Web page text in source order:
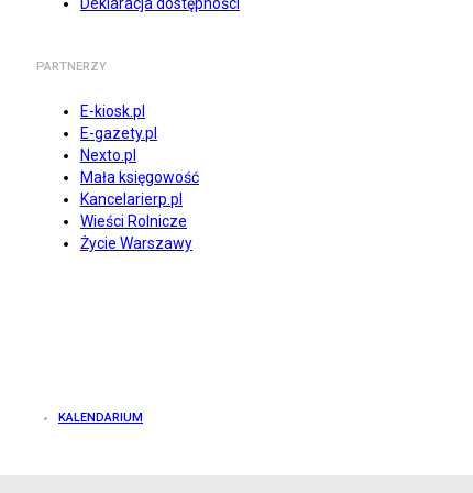
PARTNERZY
E-kiosk.pl
E-gazety.pl
Nexto.pl
Mała księgowość
Kancelarierp.pl
Wieści Rolnicze
Życie Warszawy
KALENDARIUM